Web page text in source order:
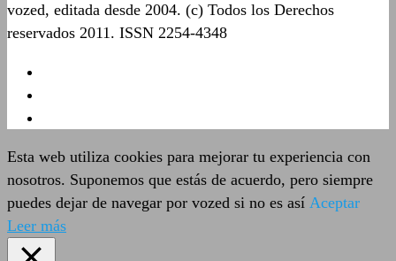
vozed, editada desde 2004. (c) Todos los Derechos
reservados 2011. ISSN 2254-4348
Esta web utiliza cookies para mejorar tu experiencia con
nosotros. Suponemos que estás de acuerdo, pero siempre
puedes dejar de navegar por vozed si no es así Aceptar
Leer más